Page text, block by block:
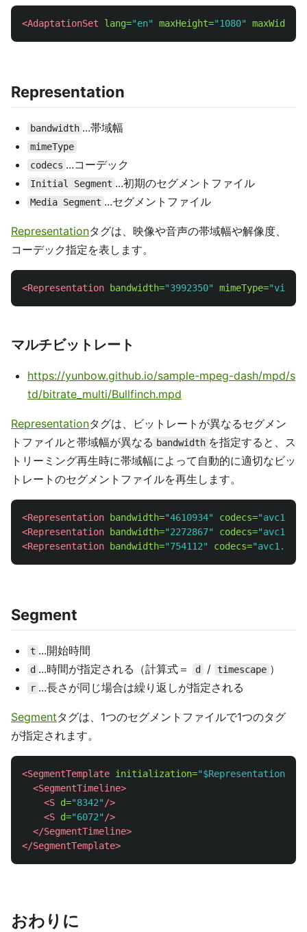
<AdaptationSet lang="en" maxHeight="1080" maxWidth=
Representation
bandwidth ...帯域幅
mimeType
codecs ...コーデック
Initial Segment ...初期のセグメントファイル
Media Segment ...セグメントファイル
Representationタグは、映像や音声の帯域幅や解像度、
コーデック指定を表します。
<Representation bandwidth="3992350" mimeType="video/
マルチビットレート
https://yunbow.github.io/sample-mpeg-dash/mpd/s
td/bitrate_multi/Bullfinch.mpd
Representationタグは、ビットレートが異なるセグメン
トファイルと帯域幅が異なる bandwidth を指定すると、ス
トリーミング再生時に帯域幅によって自動的に適切なビッ
トレートのセグメントファイルを再生します。
<Representation bandwidth="4610934" codecs=
<Representation
bandwidth="2272867" codecs=
<Representation
bandwidth="754112" codecs=
Segment
t ...開始時間
d ...時間が指定される（計算式＝ d / timescape ）
r ...長さが同じ場合は繰り返しが指定される
Segmentタグは、1つのセグメントファイルで1つのタグ
が指定されます。
<SegmentTemplate initialization=
<SegmentTimeline>
<S d="8342" />
<S d="6072" />
</SegmentTimeline>
</SegmentTemplate>
おわりに